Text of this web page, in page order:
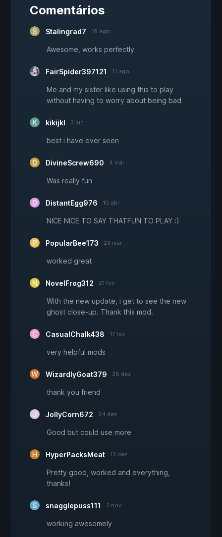
Comentários
Stalingrad7 16 ago
Awesome, works perfectly
FairSpider397121 11 ago
Me and my sister like using this to play
without having to worry about being bad
kikijkl 3 jun
best i have ever seen
DivineScrew690 4 mai
Was really fun
DistantEgg976 10 abr
NICE NICE TO SAY THATFUN TO PLAY :)
PopularBee173 23 mar
worked great
NovelFrog312 21 fev
With the new update, i get to see the new
ghost close-up. Thank this mod.
CasualChalk438 17 fev
very helpful mods
WizardlyGoat379 28 dez
thank you friend
JollyCorn672 24 dez
Good but could use more
HyperPacksMeat 13 dez
Pretty good, worked and everything,
thanks!
snagglepuss111 2 nov
working awesomely